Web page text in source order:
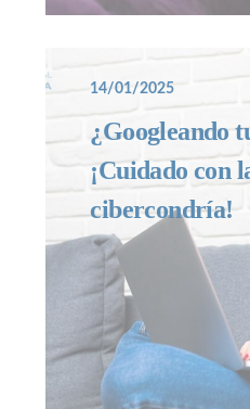
14/01/2025
¿Googleando
¡Cuidado con
cibercondría!